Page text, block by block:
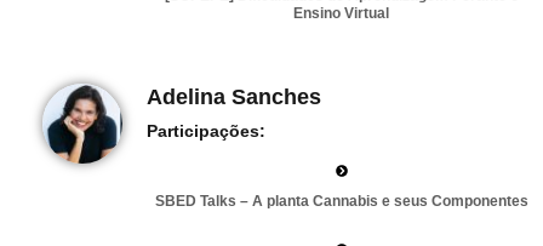
Ensino Virtual
Adelina Sanches
Participações:
SBED Talks – A planta Cannabis e seus Componentes